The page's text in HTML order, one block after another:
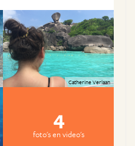
Catherine Verlaan
4
foto's en video's